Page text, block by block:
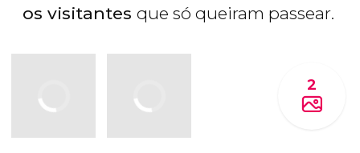
os visitantes que só queiram passear.
2